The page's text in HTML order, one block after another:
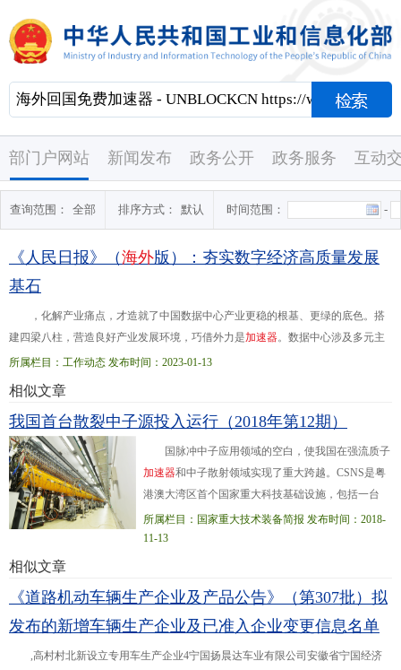
部门户网站 新闻发布 政务公开 政务服务 互动
查询范围： 全部 排序方式： 默认 时间范围： -
《人民日报》（海外版）：夯实数字经济高质量发展
基石
，化解产业痛点，才造就了中国数据中心产业更稳的根基、更绿的底色。搭
建四梁八柱，营造良好产业发展环境，巧借外力是加速器。数据中心涉及多元主
体，无论育龙头、促转型，还是筑基础、强集群，都需要科学引导和有力支持。
良好的外部环境如...全面启动，多领域融合创新成果加速涌现，共同汇聚成数据
态，就一定能形成打造新型智能算力生态体系的合力，从而有效支撑各领域数字
化转型，为经济社会高质量发展提供源源不断的新动能。（2023年01月13日人民
日报海外版第10版）
所属栏目：工作动态 发布时间：2023-01-13
相似文章
我国首台散裂中子源投入运行（2018年第12期）
国脉冲中子应用领域的空白，使我国在强流质子
加速器和中子散射领域实现了重大跨越。CSNS是粤
港澳大湾区首个国家重大科技基础设施，包括一台
8000万电子伏特负氢离子直线加速 器、一台16亿电子
伏特快循环同步
加速器、靶站、谱仪等方面取得了一系列重大突破。
如创新性地采用较低能量的直线加速器+快循环同步
所属栏目：国家重大技术装备简报 发布时间：2018-
11-13
相似文章
《道路机动车辆生产企业及产品公告》（第307批）拟
发布的新增车辆生产企业及已准入企业变更信息名单
,高村村北新设立专用车生产企业4宁国扬晨达车业有限公司安徽省宁国经济